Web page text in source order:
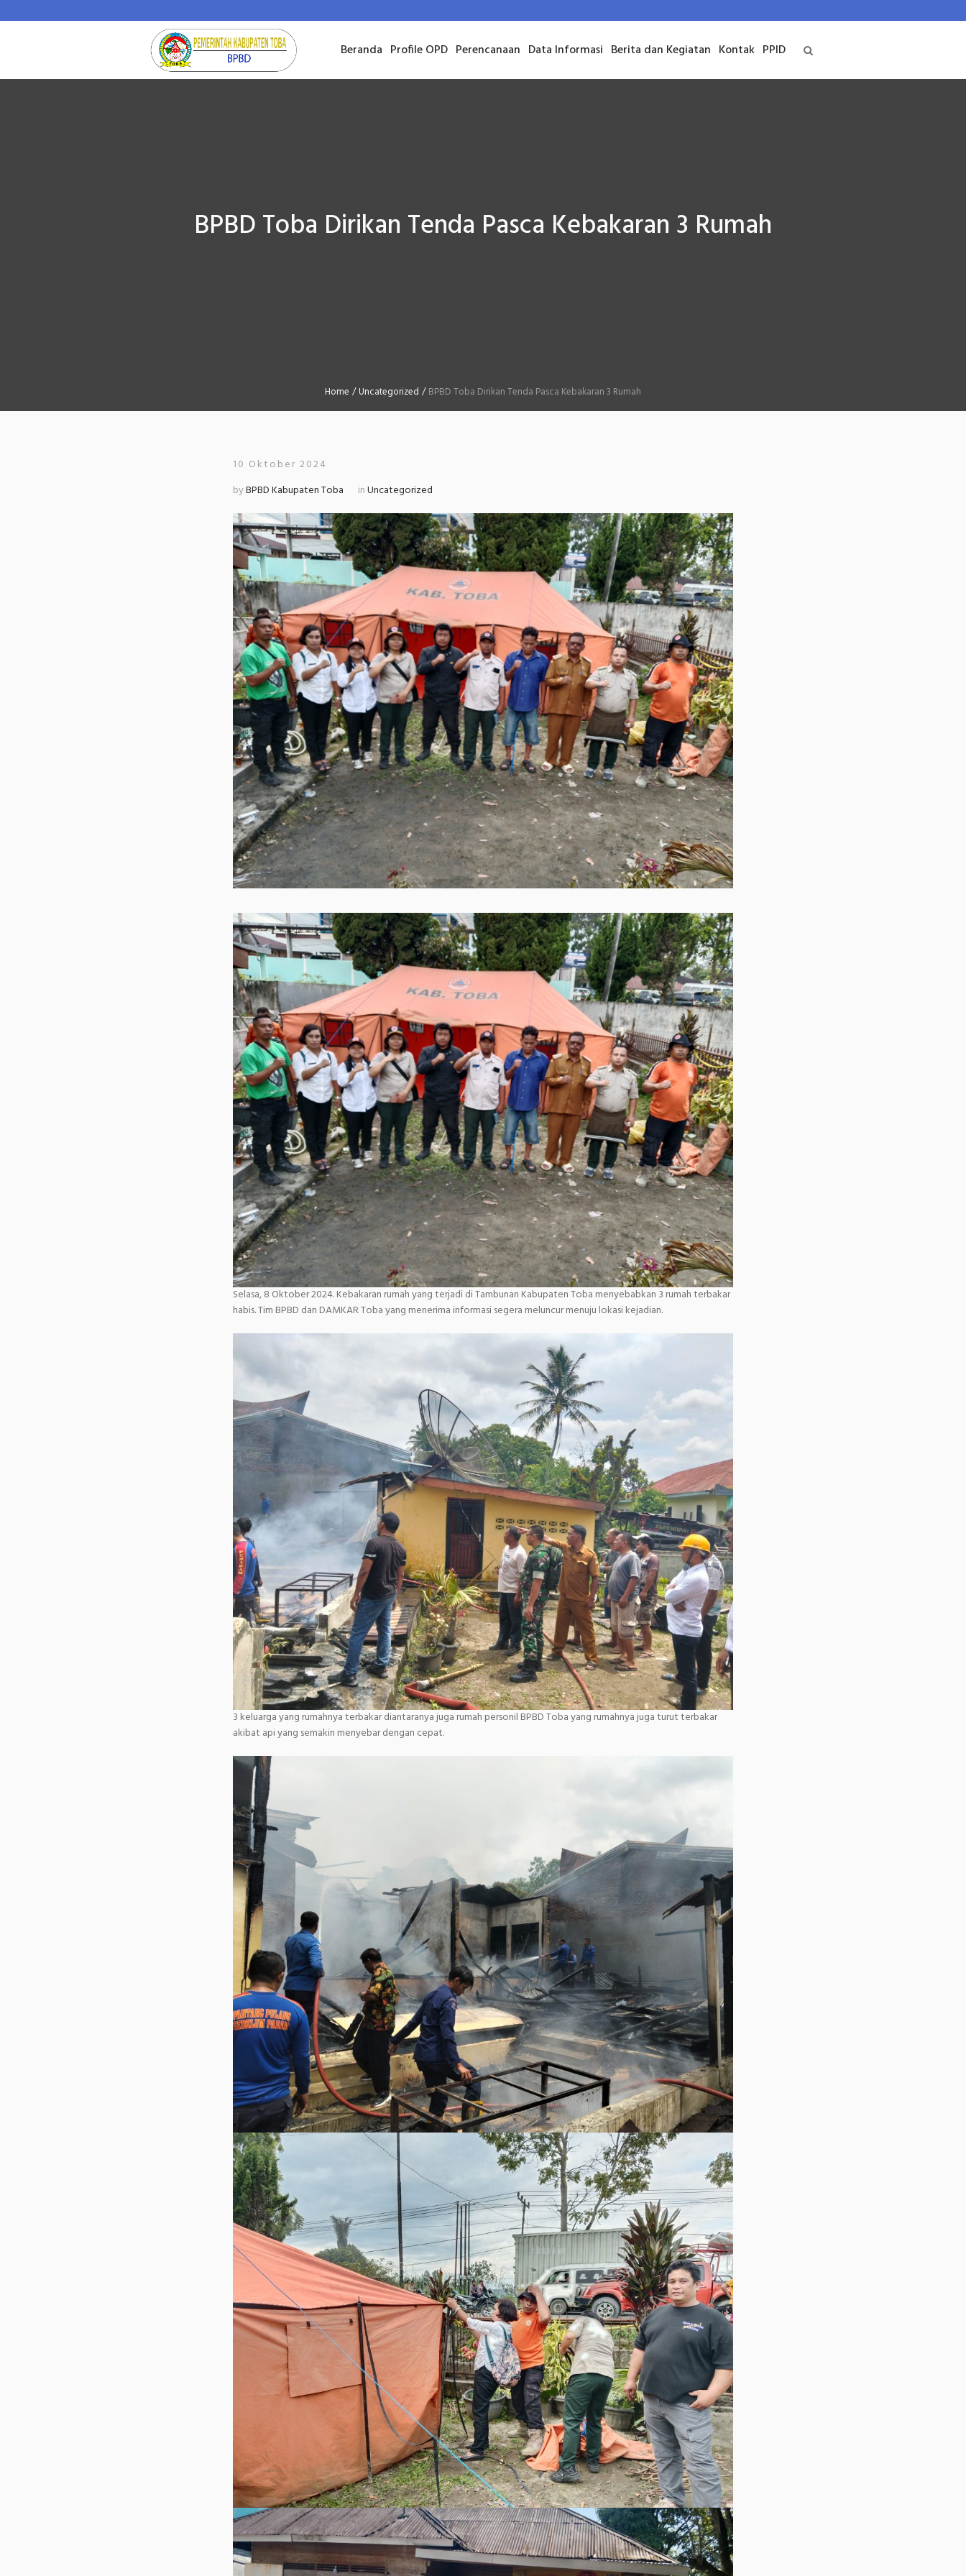
Beranda Profile OPD Perencanaan Data Informasi Berita dan Kegiatan Kontak PPID
BPBD Toba Dirikan Tenda Pasca Kebakaran 3 Rumah
Home /Uncategorized /BPBD Toba Dirikan Tenda Pasca Kebakaran 3 Rumah
10 Oktober 2024
byBPBD Kabupaten Toba inUncategorized
Selasa, 8 Oktober 2024. Kebakaran rumah yang terjadi di Tambunan Kabupaten Toba menyebabkan 3 rumah terbakar
habis. Tim BPBD dan DAMKAR Toba yang menerima informasi segera meluncur menuju lokasi kejadian.
3 keluarga yang rumahnya terbakar diantaranya juga rumah personil BPBD Toba yang rumahnya juga turut terbakar
akibat api yang semakin menyebar dengan cepat.